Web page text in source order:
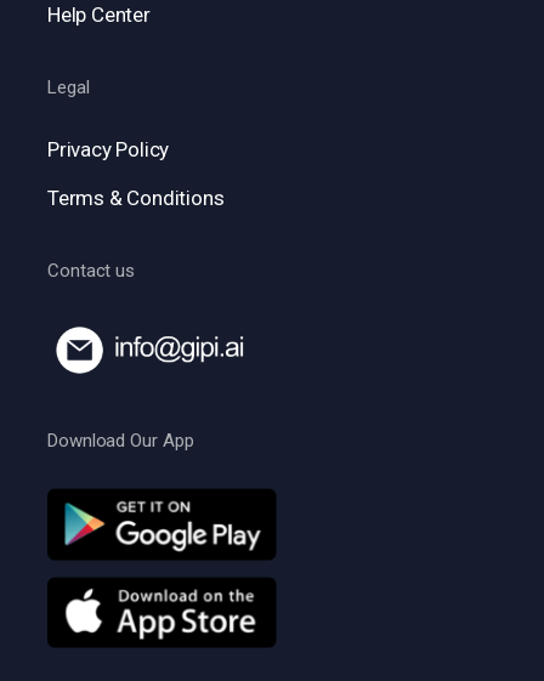
Help Center
Legal
Privacy Policy
Terms & Conditions
Contact us
Download Our App